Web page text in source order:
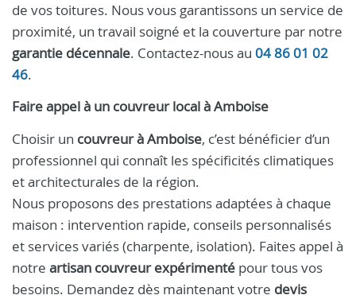
de vos toitures. Nous vous garantissons un service de
proximité, un travail soigné et la couverture par notre
garantie décennale. Contactez-nous au 04 86 01 02
46.
Faire appel à un couvreurlocal àAmboise
Choisir un couvreur à Amboise, c’est bénéficier d’un
professionnel qui connaît les spécificités climatiques
et architecturales de la région.
Nous proposons des prestations adaptées à chaque
maison : intervention rapide, conseils personnalisés
et services variés (charpente, isolation). Faites appel à
notre artisan couvreur expérimenté pour tous vos
besoins. Demandez dès maintenant votre devis